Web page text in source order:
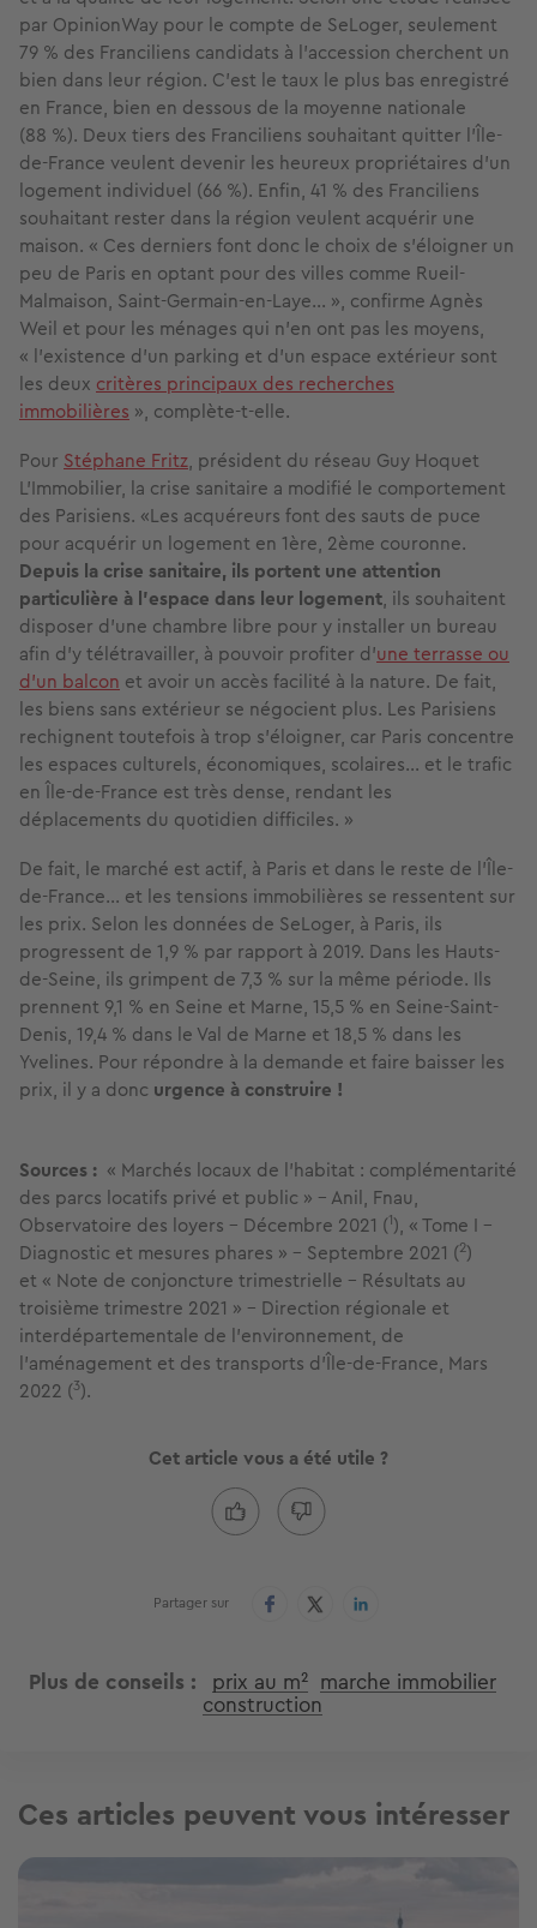
par OpinionWay pour le compte de SeLoger, seulement
79 % des Franciliens candidats à l’accession cherchent un
bien dans leur région. C’est le taux le plus bas enregistré
en France, bien en dessous de la moyenne nationale
(88 %). Deux tiers des Franciliens souhaitant quitter l’Île-
de-France veulent devenir les heureux propriétaires d’un
logement individuel (66 %). Enfin, 41 % des Franciliens
souhaitant rester dans la région veulent acquérir une
maison. « Ces derniers font donc le choix de s’éloigner un
peu de Paris en optant pour des villes comme Rueil-
Malmaison, Saint-Germain-en-Laye… », confirme Agnès
Weil et pour les ménages qui n’en ont pas les moyens,
« l’existence d’un parking et d’un espace extérieur sont
les deux critères principaux des recherches
immobilières », complète-t-elle.
Pour Stéphane Fritz, président du réseau Guy Hoquet
L’Immobilier, la crise sanitaire a modifié le comportement
des Parisiens. «Les acquéreurs font des sauts de puce
pour acquérir un logement en 1ère, 2ème couronne.
Depuis la crise sanitaire, ils portent une attention
particulière à l’espace dans leur logement, ils souhaitent
disposer d'une chambre libre pour y installer un bureau
afin d'y télétravailler, à pouvoir profiter d'une terrasse ou
d'un balcon et avoir un accès facilité à la nature. De fait,
les biens sans extérieur se négocient plus. Les Parisiens
rechignent toutefois à trop s’éloigner, car Paris concentre
les espaces culturels, économiques, scolaires… et le trafic
en Île-de-France est très dense, rendant les
déplacements du quotidien difficiles. »
De fait, le marché est actif, à Paris et dans le reste de l'Île-
de-France… et les tensions immobilières se ressentent sur
les prix. Selon les données de SeLoger, à Paris, ils
progressent de 1,9 % par rapport à 2019. Dans les Hauts-
de-Seine, ils grimpent de 7,3 % sur la même période. Ils
prennent 9,1 % en Seine et Marne, 15,5 % en Seine-Saint-
Denis, 19,4 % dans le Val de Marne et 18,5 % dans les
Yvelines. Pour répondre à la demande et faire baisser les
prix, il y a donc urgence à construire !
Sources : « Marchés locaux de l’habitat : complémentarité
des parcs locatifs privé et public » - Anil, Fnau,
Observatoire des loyers - Décembre 2021 (1), « Tome I –
Diagnostic et mesures phares » - Septembre 2021 (2)
et « Note de conjoncture trimestrielle - Résultats au
troisième trimestre 2021 » - Direction régionale et
interdépartementale de l’environnement, de
l’aménagement et des transports d’Île-de-France, Mars
2022 (3).
Cet article vous a été utile ?
Partager sur
Plus de conseils prix au m² marche immobilier
construction
Ces articles peuvent vous intéresser
Image